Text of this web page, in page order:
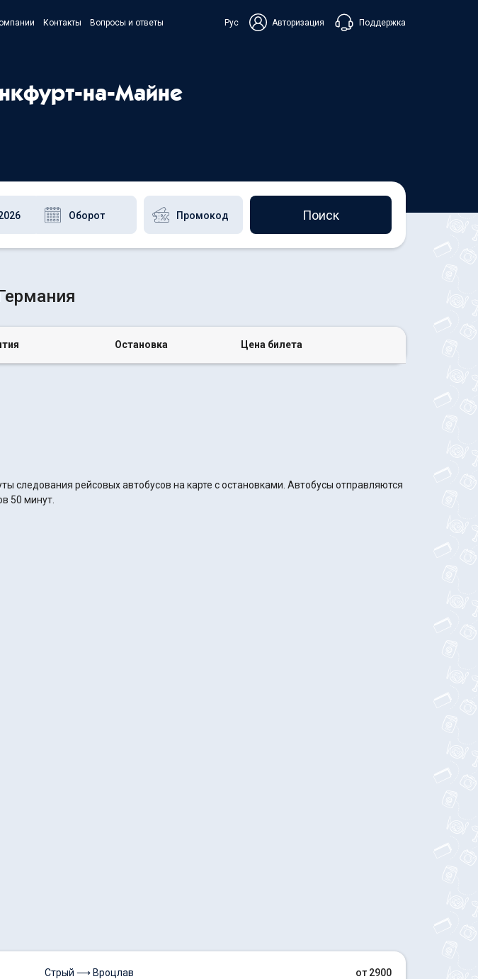
Контакты Вопросы и ответы Рус Авторизация Поддержка
Чат в Messenger
на-Майне
Поиск
Остановка Цена билета
рейсовых автобусов на карте с остановками. Автобусы отправляются
50 минут.
Стрый ⟶ Вроцлав от 2900